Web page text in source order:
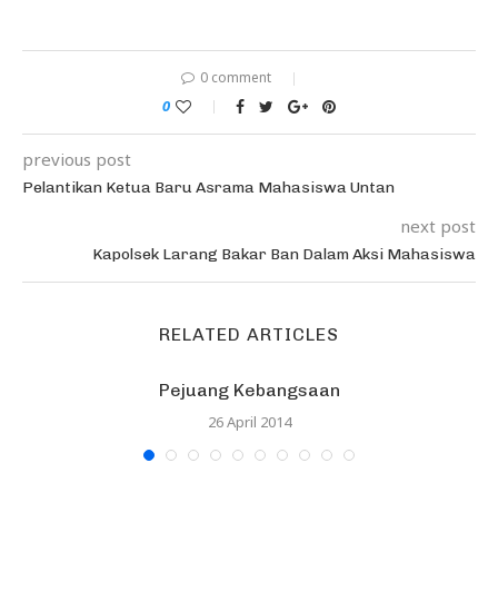
0 comment
0
previous post
Pelantikan Ketua Baru Asrama Mahasiswa Untan
next post
Kapolsek Larang Bakar Ban Dalam Aksi Mahasiswa
RELATED ARTICLES
Pejuang Kebangsaan
26 April 2014